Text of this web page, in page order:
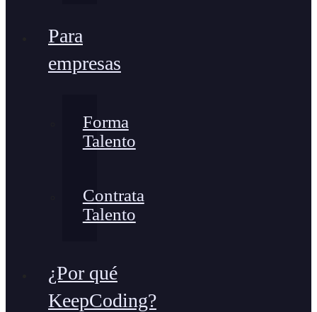
Para
empresas
Forma
Talento
Contrata
Talento
¿Por qué
KeepCoding?